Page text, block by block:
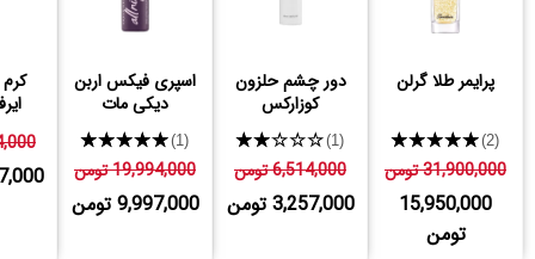
پرایمر طلا گرلن
★★★★★(2)
31,900,000 تومن
15,950,000
تومن
دور چشم حلزون
کوزارکس
★★★★★(1)
6,514,000 تومن
3,257,000 تومن
اسپری فیکس اربن
دیکی مات
★★★★★(1)
19,994,000 تومن
9,997,000 تومن